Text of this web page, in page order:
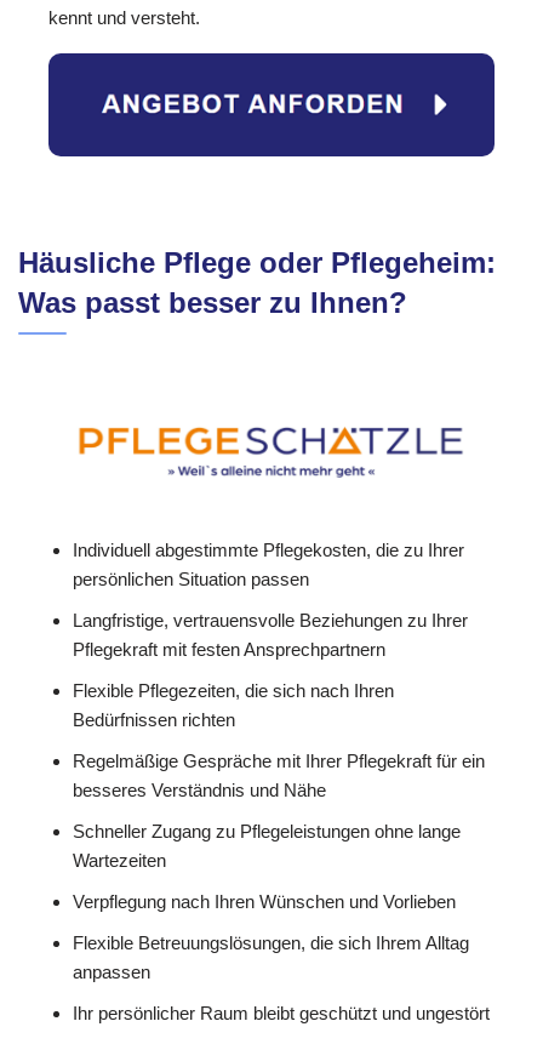
kennt und versteht.
Häusliche Pflege oder Pflegeheim:
Was passt besser zu Ihnen?
Individuell abgestimmte Pflegekosten, die zu Ihrer
persönlichen Situation passen
Langfristige, vertrauensvolle Beziehungen zu Ihrer
Pflegekraft mit festen Ansprechpartnern
Flexible Pflegezeiten, die sich nach Ihren
Bedürfnissen richten
Regelmäßige Gespräche mit Ihrer Pflegekraft für ein
besseres Verständnis und Nähe
Schneller Zugang zu Pflegeleistungen ohne lange
Wartezeiten
Verpflegung nach Ihren Wünschen und Vorlieben
Flexible Betreuungslösungen, die sich Ihrem Alltag
anpassen
Ihr persönlicher Raum bleibt geschützt und ungestört